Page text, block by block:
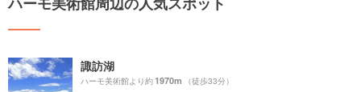
諏訪湖
ハーモ美術館より約1970m （徒歩33分）